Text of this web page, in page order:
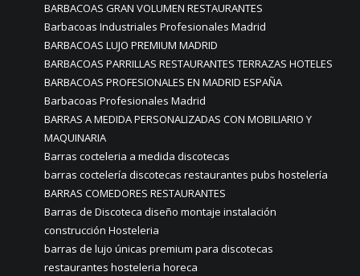
BARBACOAS GRAN VOLUMEN RESTAURANTES
Barbacoas Industriales Profesionales Madrid
BARBACOAS LUJO PREMIUM MADRID
BARBACOAS PARRILLAS RESTAURANTES TERRAZAS HOTELES
BARBACOAS PROFESIONALES EN MADRID ESPAÑA
Barbacoas Profesionales Madrid
BARRAS A MEDIDA PERSONALIZADAS CON MOBILIARIO Y
MAQUINARIA
Barras cocteleria a medida discotecas
barras coctelería discotecas restaurantes pubs hostelería
BARRAS COMEDORES RESTAURANTES
Barras de Discoteca diseño montaje instalación
construcción Hosteleria
barras de lujo únicas premium para discotecas
restaurantes hosteleria horeca